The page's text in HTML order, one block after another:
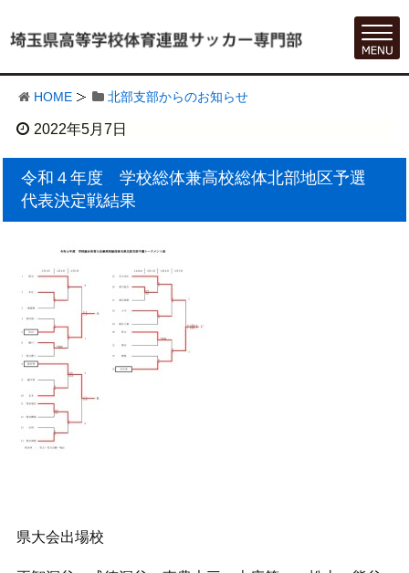
HOME 北部支部からのお知らせ
2022年5月7日
令和４年度 学校総体兼高校総体北部地区予選
代表決定戦結果
県大会出場校